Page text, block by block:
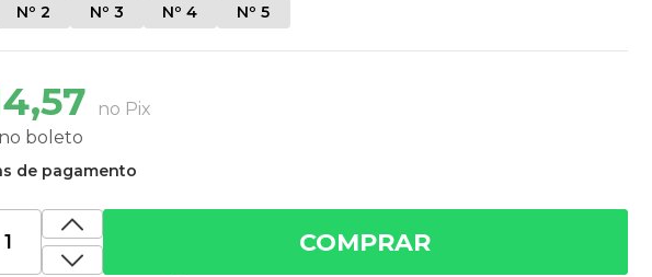
no Pix
no boleto
de pagamento
Nº 2 Nº 3 Nº 4 Nº 5
COMPRAR